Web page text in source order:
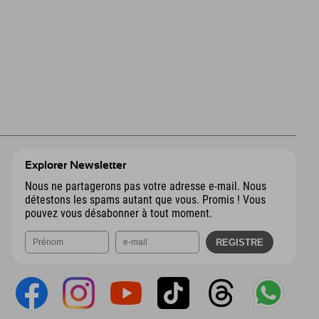
Explorer Newsletter
Nous ne partagerons pas votre adresse e-mail. Nous
détestons les spams autant que vous. Promis ! Vous
pouvez vous désabonner à tout moment.